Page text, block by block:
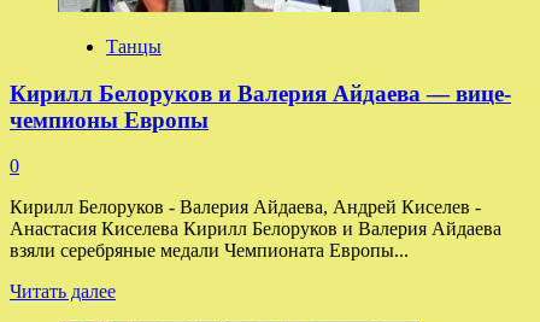
Танцы
Кирилл Белоруков и Валерия Айдаева — вице-
чемпионы Европы
0
Кирилл Белоруков - Валерия Айдаева, Андрей Киселев -
Анастасия Киселева Кирилл Белоруков и Валерия Айдаева
взяли серебряные медали Чемпионата Европы...
Читать далееПрочитать